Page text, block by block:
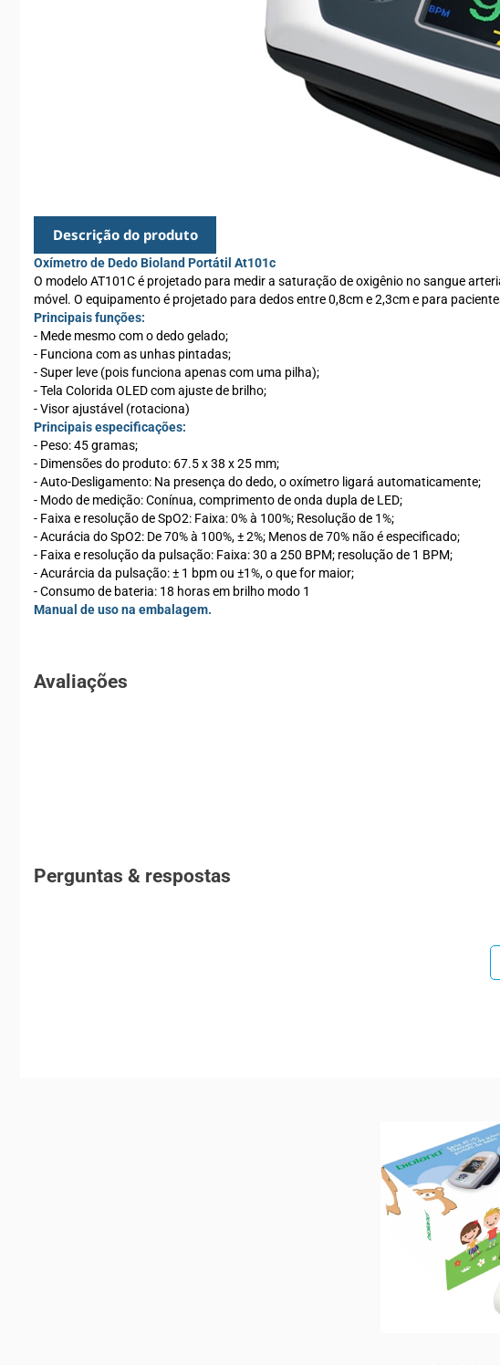
Descrição do produto
Oxímetro de Dedo Bioland Portátil At101c
O modelo AT101C é projetado para medir a saturação de oxigênio no sangue
móvel. O equipamento é projetado para dedos entre 0,8cm e 2,3cm e para
Principais funções:
- Mede mesmo com o dedo gelado;
- Funciona com as unhas pintadas;
- Super leve (pois funciona apenas com uma pilha);
- Tela Colorida OLED com ajuste de brilho;
- Visor ajustável (rotaciona)
Principais especificações:
- Peso: 45 gramas;
- Dimensões do produto: 67.5 x 38 x 25 mm;
- Auto-Desligamento: Na presença do dedo, o oxímetro ligará automaticamente;
- Modo de medição: Conínua, comprimento de onda dupla de LED;
- Faixa e resolução de SpO2: Faixa: 0% à 100%; Resolução de 1%;
- Acurácia do SpO2: De 70% à 100%, ± 2%; Menos de 70% não é especificado;
- Faixa e resolução da pulsação: Faixa: 30 a 250 BPM; resolução de 1 BPM;
- Acurárcia da pulsação: ± 1 bpm ou ±1%, o que for maior;
- Consumo de bateria: 18 horas em brilho modo 1
Manual de uso na embalagem.
Avaliações
Perguntas & respostas